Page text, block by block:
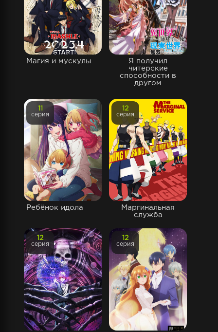
Магия и мускулы
Я получил
читерские
способности в
другом
Ребёнок идола
11
серия
Маргинальная
служба
12
серия
12
серия
12
серия